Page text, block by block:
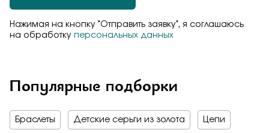
Нажимая на кнопку "Отправить заявку", я соглашаюсь
на обработку персональных данных
Популярные подборки
Браслеты Детские серьги из золота Цепи